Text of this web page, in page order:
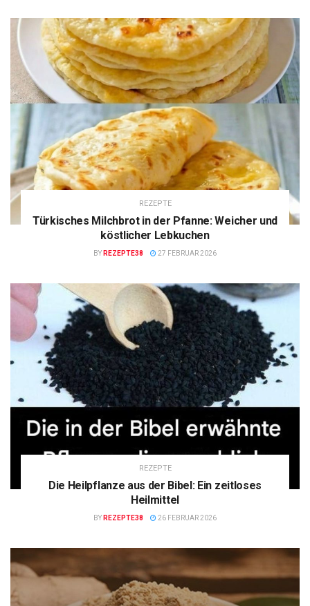
REZEPTE
Türkisches Milchbrot in der Pfanne: Weicher und
köstlicher Lebkuchen
BY REZEPTE38 27 FEBRUAR 2026
REZEPTE
Die Heilpflanze aus der Bibel: Ein zeitloses
Heilmittel
BY REZEPTE38 26 FEBRUAR 2026